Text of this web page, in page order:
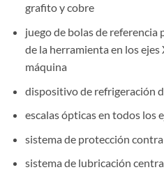
grafito y cobre
juego de bolas de referencia
de la herramienta en los ejes
máquina
dispositivo de refrigeración
escalas ópticas en todos los
sistema de protección
sistema de lubricación